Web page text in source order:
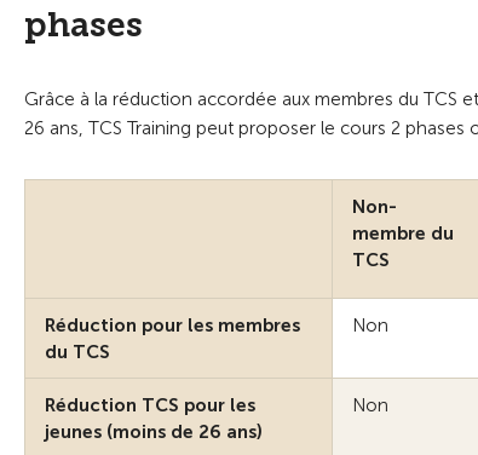
phases
Grâce à la réduction accordée aux membres du TCS
26 ans, TCS Training peut proposer le cours 2 phases
Non-
membre du
TCS
Réduction pour les membres
du TCS
Non
Réduction TCS pour les
jeunes (moins de 26 ans)
Non